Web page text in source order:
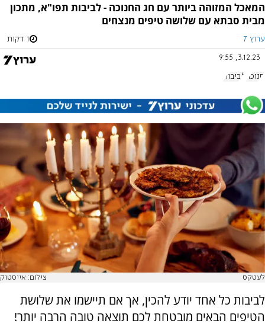
המאכל המזוהה ביותר עם חג החנוכה - לביבות תפו"א, מתכון
מבית סבתא עם שלושה טיפים מנצחים
ערוץ 7 1 דקות
3.12.23, 9:55
חנוכה לביבות
לעטקס צילום: אייסטוק
לביבות כל אחד יודע להכין, אך אם תיישמו את שלושת
הטיפים הבאים מובטחת לכם תוצאה טובה הרבה יותר!